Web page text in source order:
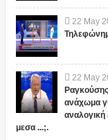
22 May
22 May
ανάχωμα
αναλογική
μεσα ...;.